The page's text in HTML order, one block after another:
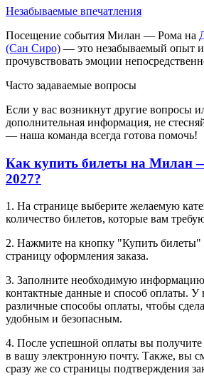
Незабываемые впечатления
Посещение события Милан — Рома на
(Сан Сиро) — это незабываемый опыт
прочувствовать эмоции
Часто задаваемые вопросы
Если у вас возникнут другие вопросы
дополнительная информация, не
— наша команда всегда готова помочь!
Как купить билеты на Милан
2027?
1. На странице выберите желаемую
количество билетов, которые вам
2. Нажмите на кнопку "Купить билеты"
страницу оформления заказа.
3. Заполните необходимую
контактные данные и способ оплаты. У
различные способы оплаты, чтобы
удобным и безопасным.
4. После успешной оплаты вы
в вашу электронную почту. Также, вы
сразу же со страницы подтверждения